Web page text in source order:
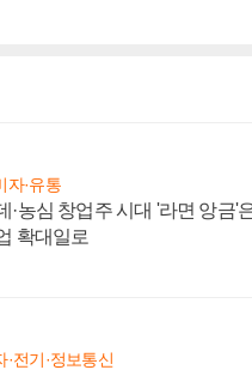
자·유통
·농심 창업주 시대 '라면 앙금'
확대일로
·전기·정보통신